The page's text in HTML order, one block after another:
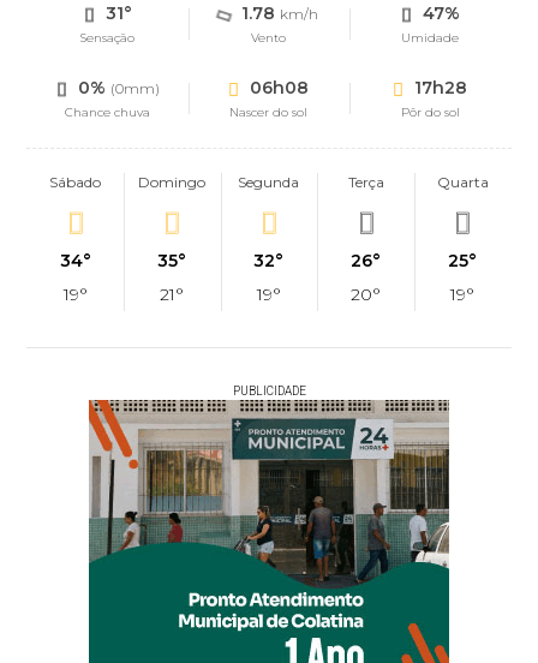
31°
Sensação
1.78 km/h
Vento
47%
Umidade
0% (0mm)
Chance chuva
06h08
Nascer do sol
17h28
Pôr do sol
Sábado
34°
19°
Domingo
35°
21°
Segunda
32°
19°
Terça
26°
20°
Quarta
25°
19°
PUBLICIDADE